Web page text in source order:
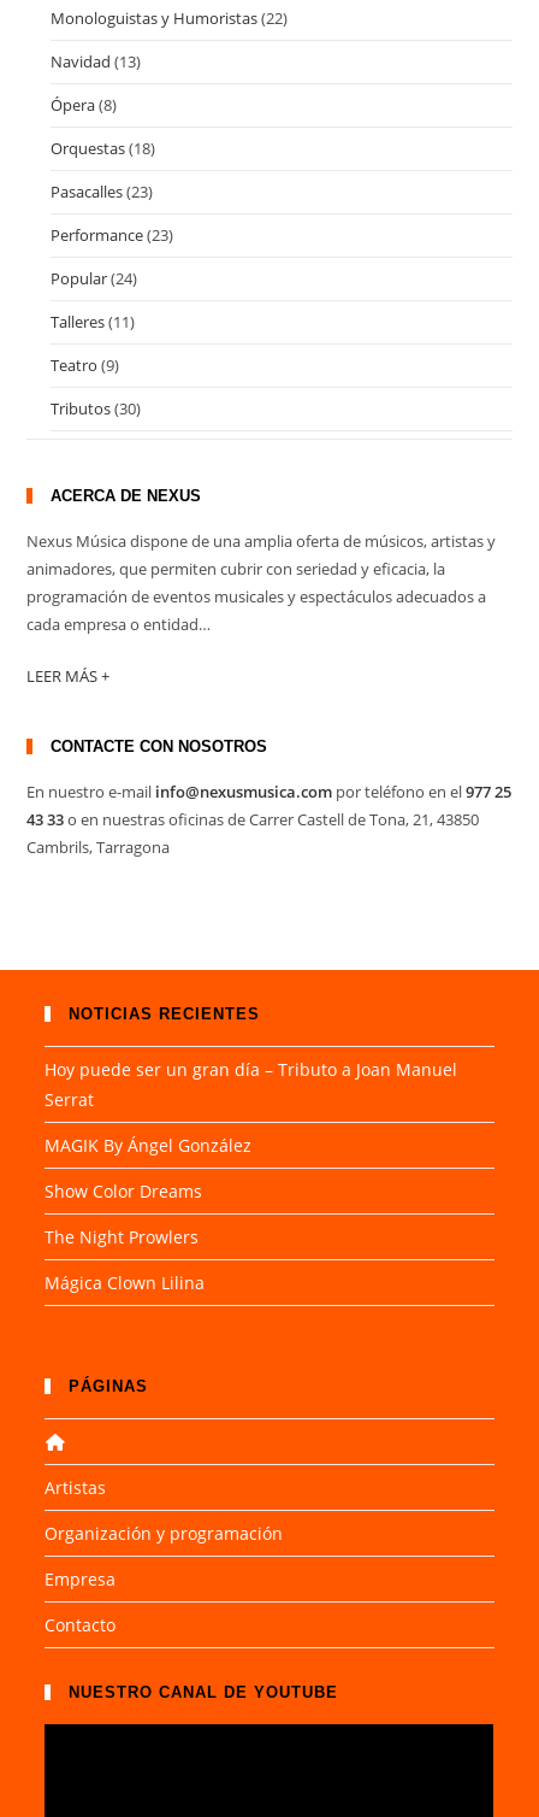
Monologuistas y Humoristas(22)
Navidad (13)
Ópera(8)
Orquestas(18)
Pasacalles(23)
Performance(23)
Popular(24)
Talleres(11)
Teatro (9)
Tributos(30)
ACERCA DE NEXUS
Nexus Música dispone de una amplia oferta de músicos, artistas y
animadores, que permiten cubrir con seriedad y eficacia, la
programación de eventos musicales y espectáculos adecuados a
cada empresa o entidad…
LEER MÁS +
CONTACTE CON NOSOTROS
En nuestro e-mail info@nexusmusica.com por teléfono en el977 25
43 33o en nuestras oficinas de Carrer Castell de Tona, 21, 43850
Cambrils, Tarragona
NOTICIAS RECIENTES
Hoy puede ser un gran día – Tributo a Joan Manuel
Serrat
MAGIK By Ángel González
Show Color Dreams
The Night Prowlers
Mágica Clown Lilina
PÁGINAS
Artistas
Organización y programación
Empresa
Contacto
NUESTRO CANAL DE YOUTUBE